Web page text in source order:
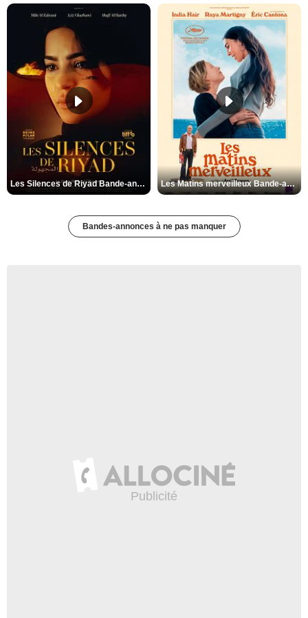
Les Silences de Riyad Bande-annonce VO STFR Les Matins merveilleux Bande-annonce VF
Bandes-annonces à ne pas manquer